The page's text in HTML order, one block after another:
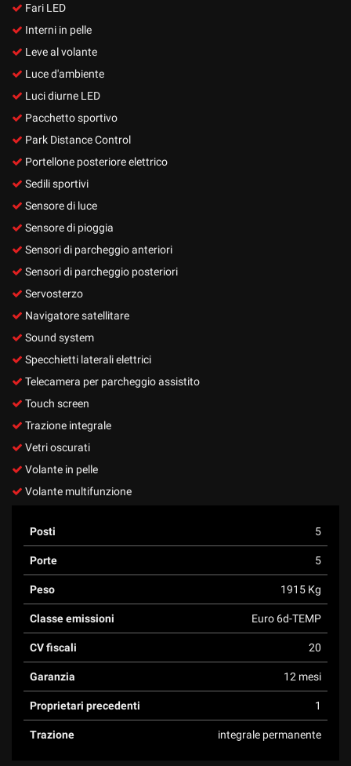
Fari LED
Interni in pelle
Leve al volante
Luce d'ambiente
Luci diurne LED
Pacchetto sportivo
Park Distance Control
Portellone posteriore elettrico
Sedili sportivi
Sensore di luce
Sensore di pioggia
Sensori di parcheggio anteriori
Sensori di parcheggio posteriori
Servosterzo
Navigatore satellitare
Sound system
Specchietti laterali elettrici
Telecamera per parcheggio assistito
Touch screen
Trazione integrale
Vetri oscurati
Volante in pelle
Volante multifunzione
Posti 5
Porte 5
Peso 1915 Kg
Classe emissioni Euro 6d-TEMP
CV fiscali 20
Garanzia 12 mesi
Proprietari precedenti 1
Trazione integrale permanente